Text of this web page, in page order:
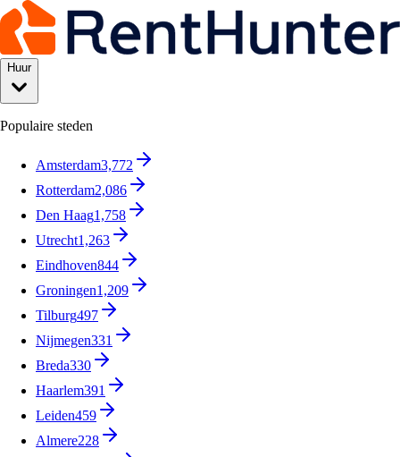
Huur
Populaire steden
Amsterdam3,772
Rotterdam2,086
Den Haag1,758
Utrecht1,263
Eindhoven844
Groningen1,209
Tilburg497
Nijmegen331
Breda330
Haarlem391
Leiden459
Almere228